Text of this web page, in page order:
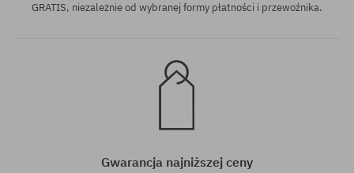
GRATIS, niezależnie od wybranej formy płatności i przewoźnika.
Gwarancja najniższej ceny